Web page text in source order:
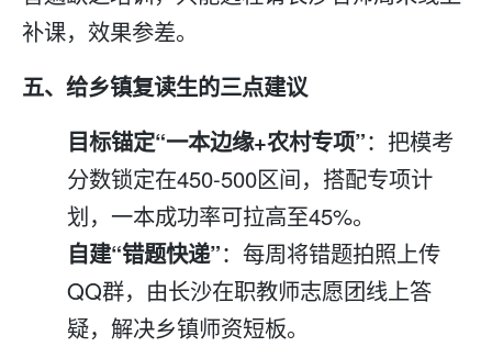
补课，效果参差。
五、给乡镇复读生的三点建议
目标锚定“一本边缘+农村专项”：把模考
分数锁定在450-500区间，搭配专项计
划，一本成功率可拉高至45%。
自建“错题快递”：每周将错题拍照上传
QQ群，由长沙在职教师志愿团线上答
疑，解决乡镇师资短板。